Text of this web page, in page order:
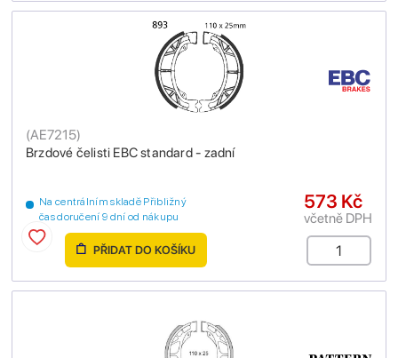
Brzdové čelisti EBC standard - zadní
(AE7215)
Na centrálním skladě Přibližný
čas doručení 9 dní od nákupu
573 Kč
včetně DPH
PŘIDAT DO KOŠÍKU